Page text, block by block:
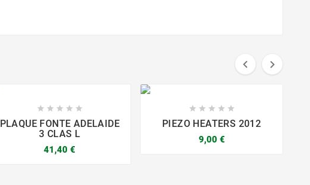
 
    
PLAQUE FONTE ADELAIDE
3 CLAS L
41,40 €
    
PIEZO HEATERS 2012
9,00 €